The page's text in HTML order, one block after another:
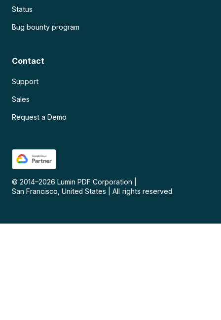
Status
Bug bounty program
Contact
Support
Sales
Request a Demo
© 2014–2026 Lumin PDF Corporation
San Francisco, United States
All rights reserved